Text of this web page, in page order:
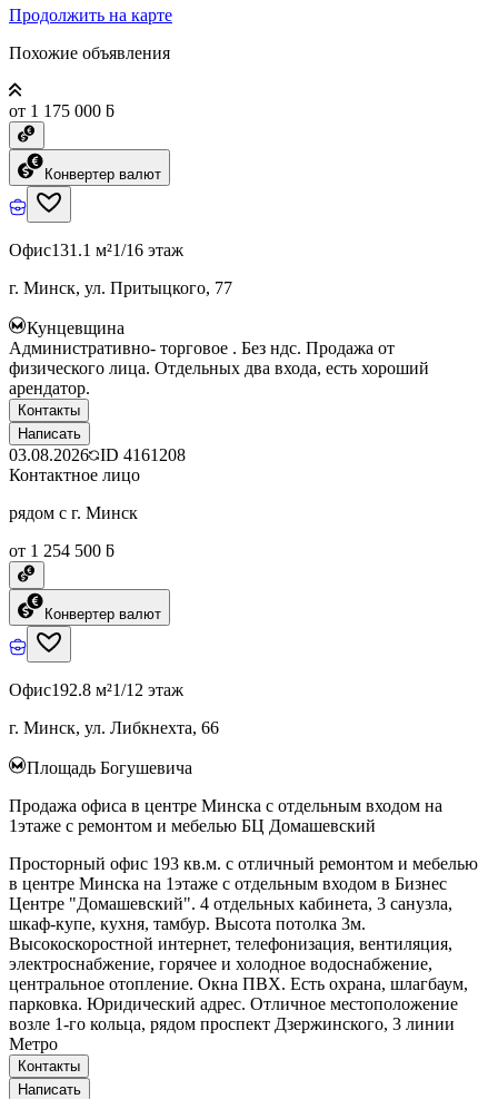
Продолжить на карте
Похожие объявления
от 1 175 000 ƃ
Конвертер валют
Офис131.1 м²1/16 этаж
г. Минск, ул. Притыцкого, 77
Кунцевщина
Административно- торговое . Без ндс. Продажа от
физического лица. Отдельных два входа, есть хороший
арендатор.
Контакты
Написать
03.08.2026 ID 4161208
Контактное лицо
рядом с г. Минск
от 1 254 500 ƃ
Конвертер валют
Офис192.8 м²1/12 этаж
г. Минск, ул. Либкнехта, 66
Площадь Богушевича
Продажа офиса в центре Минска с отдельным входом на
1этаже с ремонтом и мебелью БЦ Домашевский
Просторный офис 193 кв.м. с отличный ремонтом и мебелью
в центре Минска на 1этаже с отдельным входом в Бизнес
Центре "Домашевский". 4 отдельных кабинета, 3 санузла,
шкаф-купе, кухня, тамбур. Высота потолка 3м.
Высокоскоростной интернет, телефонизация, вентиляция,
электроснабжение, горячее и холодное водоснабжение,
центральное отопление. Окна ПВХ. Есть охрана, шлагбаум,
парковка. Юридический адрес. Отличное местоположение
возле 1-го кольца, рядом проспект Дзержинского, 3 линии
Метро
Контакты
Написать